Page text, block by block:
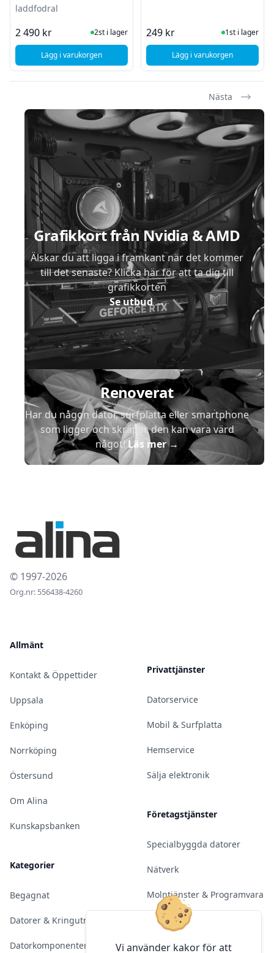
laddfodral
2 490 kr I Lager
2st i lager
Lägg i varukorgen, Apple AirPods 4 med Aktiv brusreducering och USB-C
249 kr I Lager
1st i lager
Lägg i varukorgen
, JLab JBuddies
Nästa
Vi använder kakor för att
Grafikkort från Nvidia & AMD
Älskar du att ligga i framkant när det kommer
till det senaste? Klicka här för att ta dig till
grafikkorten
Se utbud→
Renoverat
Har du någon dator, surfplatta eller smartphone
som ligger och skräpar, den kan vara värd
något!Läs mer→
© 1997-2026
Org.nr: 556438-4260
Allmänt
Kontakt & Öppettider
Uppsala
Enköping
Norrköping
Östersund
Om Alina
Kunskapsbanken
Kategorier
Begagnat
Datorer & Kringutrustning
Datorkomponenter
Privattjänster
Datorservice
Mobil & Surfplatta
Hemservice
Sälja elektronik
Företagstjänster
Specialbyggda datorer
Nätverk
Molntjänster & Programvara
Server & Backup
Kameraövervakning